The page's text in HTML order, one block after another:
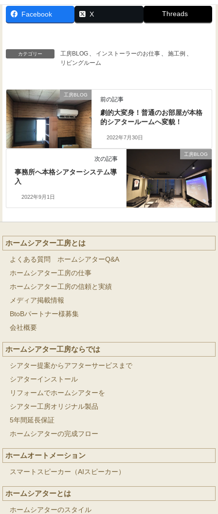
Facebook X Threads
カテゴリー 工房BLOG インストーラーのお仕事 施工例
リビングルーム
工房BLOG
前の記事
劇的大変身！普通のお部屋が本格
的シアタールームへ変貌！
2022年7月30日
工房BLOG
次の記事
事務所へ本格シアターシステム導
入
2022年9月1日
ホームシアター工房とは
よくある質問 ホームシアターQ&A
ホームシアター工房の仕事
ホームシアター工房の信頼と実績
メディア掲載情報
BtoBパートナー様募集
会社概要
ホームシアター工房ならでは
シアター提案からアフターサービスまで
シアターインストール
リフォームでホームシアターを
シアター工房オリジナル製品
5年間延長保証
ホームシアターの完成フロー
ホームオートメーション
スマートスピーカー（AIスピーカー）
ホームシアターとは
ホームシアターのスタイル